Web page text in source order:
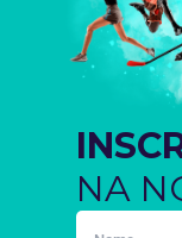
NA